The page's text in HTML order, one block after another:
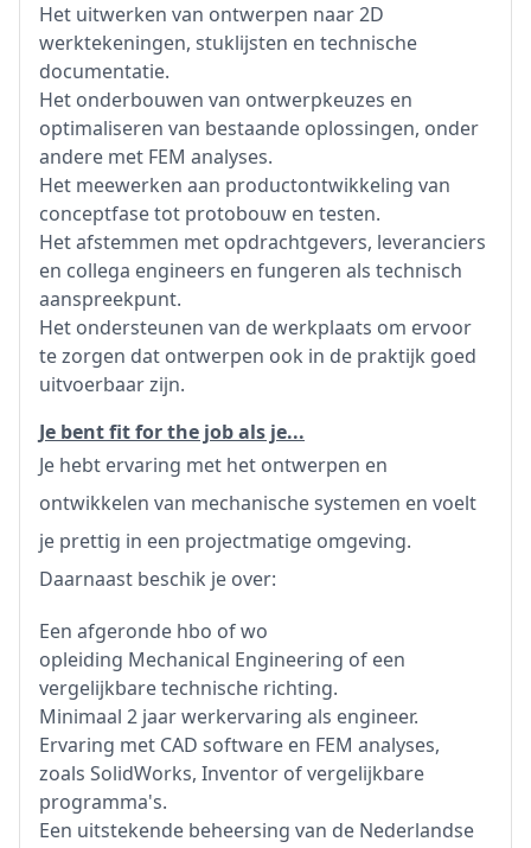
Het uitwerken van ontwerpen naar 2D
werktekeningen, stuklijsten en technische
documentatie.
Het onderbouwen van ontwerpkeuzes en
optimaliseren van bestaande oplossingen, onder
andere met FEM analyses.
Het meewerken aan productontwikkeling van
conceptfase tot protobouw en testen.
Het afstemmen met opdrachtgevers, leveranciers
en collega engineers en fungeren als technisch
aanspreekpunt.
Het ondersteunen van de werkplaats om ervoor
te zorgen dat ontwerpen ook in de praktijk goed
uitvoerbaar zijn.
Je bent fit for the job als je...
Je hebt ervaring met het ontwerpen en
ontwikkelen van mechanische systemen en voelt
je prettig in een projectmatige omgeving.
Daarnaast beschik je over:
Een afgeronde hbo of wo
opleiding Mechanical Engineering of een
vergelijkbare technische richting.
Minimaal 2 jaar werkervaring als engineer.
Ervaring met CAD software en FEM analyses,
zoals SolidWorks, Inventor of vergelijkbare
programma's.
Een uitstekende beheersing van de Nederlandse